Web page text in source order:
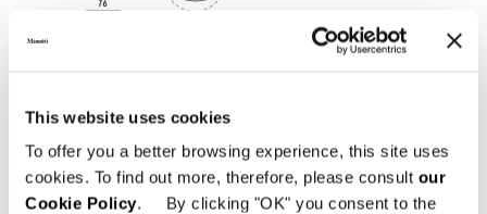
This website uses cookies
To offer you a better browsing experience, this site uses
cookies. To find out more, therefore, please consult our
Cookie Policy. By clicking "OK" you consent to the